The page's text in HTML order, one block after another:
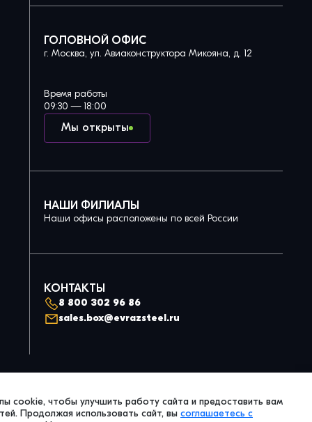
cookie, чтобы улучшить работу сайта и предоставить вам
Продолжая использовать сайт, вы соглашаетесь с
ГОЛОВНОЙ ОФИС
г. Москва, ул. Авиаконструктора Микояна, д. 12
Мы открыты
Время работы
09:30 — 18:00
НАШИ ФИЛИАЛЫ
Наши офисы расположены по всей России
КОНТАКТЫ
8 800 302 96 86
sales.box@evrazsteel.ru
© 2026 Evraz Steel Box. All Right Reserved.